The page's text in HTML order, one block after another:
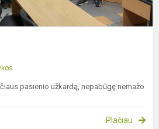
pasienio užkardą, nepabūgę nemažo
Plačiau